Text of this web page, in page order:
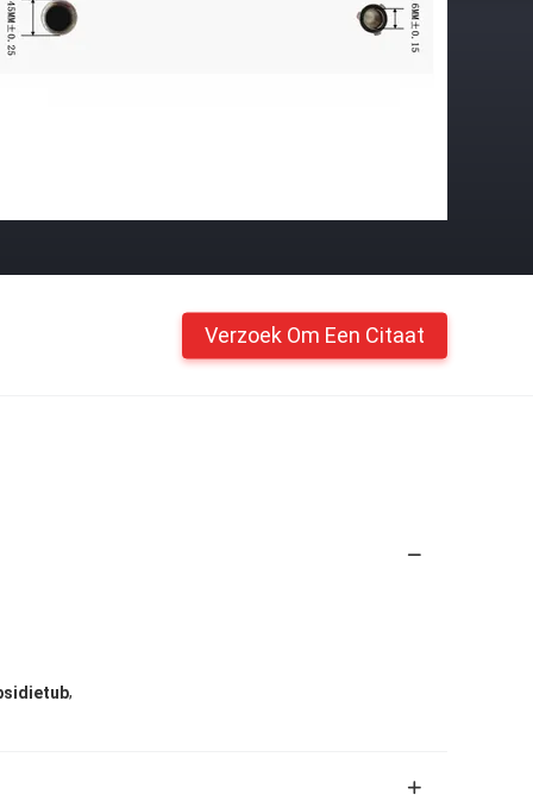
Verzoek Om Een Citaat
,